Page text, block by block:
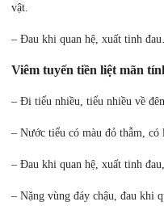
vật.
– Đau khi quan hệ, xuất tinh
Viêm tuyến tiền liệt mãn
– Đi tiểu nhiều, tiểu nhiều về
– Nước tiểu có màu đỏ thẫm, có
– Đau khi quan hệ, xuất tinh
– Nặng vùng đáy chậu, đau khi